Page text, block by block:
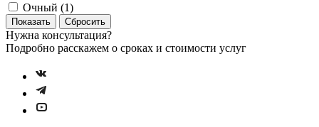
Очный (1)
Сбросить
Нужна консультация?
Подробно расскажем о сроках и стоимости услуг